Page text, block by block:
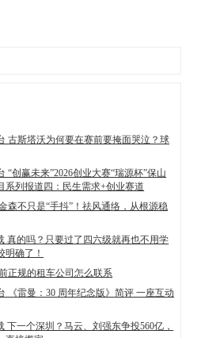
古斯塔沃为何要在赛前要掩面哭泣？球
“创赢未来”2026创业大赛“瑞源杯”保山
系列报道四：民生需求+创业赛道
森不只是“手抖”！祛风通络，从根源稳
真的吗？只要过了四六级就再也不用学
明确了！
正规的租车公司怎么联系
《雷曼：30 周年纪念版》简评 一座互动
下一个深圳？马云、刘强东争投560亿，